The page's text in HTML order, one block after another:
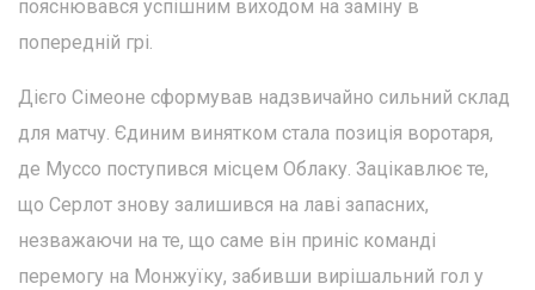
пояснювався успішним виходом на заміну в
попередній грі.
Дієго Сімеоне сформував надзвичайно сильний склад
для матчу. Єдиним винятком стала позиція воротаря,
де Муссо поступився місцем Облаку. Зацікавлює те,
що Серлот знову залишився на лаві запасних,
незважаючи на те, що саме він приніс команді
перемогу на Монжуїку, забивши вирішальний гол у